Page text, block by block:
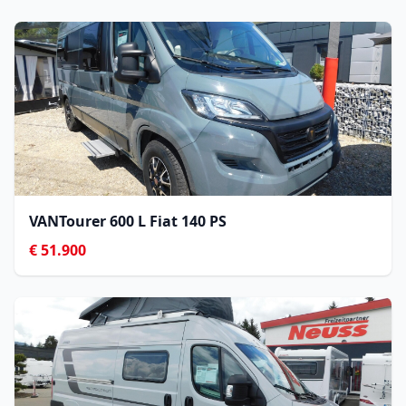
VANTourer 600 L Fiat 140 PS
€ 51.900